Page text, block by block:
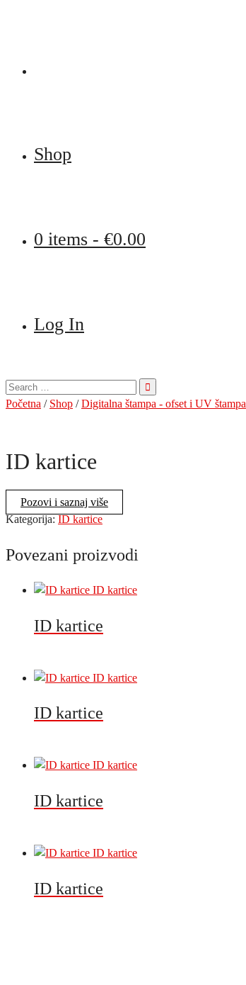
Shop
0 items - €0.00
Log In
Pretraga
za:
Početna / Shop /Digitalna štampa - ofset i UV štampa
ID kartice
Pozovi i saznaj više
Kategorija: ID kartice
Povezani proizvodi
ID kartice
ID kartice
ID kartice
ID kartice